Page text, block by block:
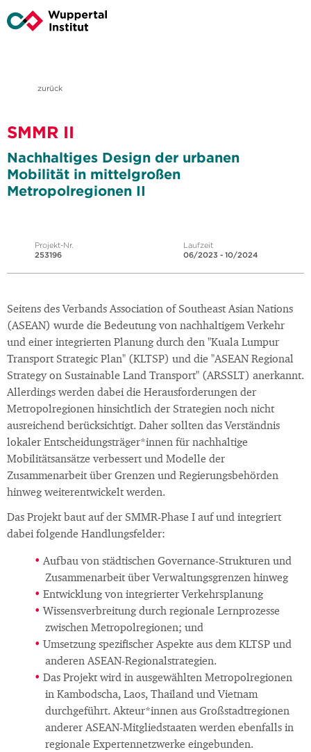
zurück
SMMR II
Nachhaltiges Design der urbanen
Mobilität in mittelgroßen
Metropolregionen II
Projekt-Nr.
253196
Laufzeit
06/2023 - 10/2024
Seitens des Verbands Association of Southeast Asian Nations
(ASEAN) wurde die Bedeutung von nachhaltigem Verkehr
und einer integrierten Planung durch den "Kuala Lumpur
Transport Strategic Plan" (KLTSP) und die "ASEAN Regional
Strategy on Sustainable Land Transport" (ARSSLT) anerkannt.
Allerdings werden dabei die Herausforderungen der
Metropolregionen hinsichtlich der Strategien noch nicht
ausreichend berücksichtigt. Daher sollten das Verständnis
lokaler Entscheidungsträger*innen für nachhaltige
Mobilitätsansätze verbessert und Modelle der
Zusammenarbeit über Grenzen und Regierungsbehörden
hinweg weiterentwickelt werden.
Das Projekt baut auf der SMMR-Phase I auf und integriert
dabei folgende Handlungsfelder:
Aufbau von städtischen Governance-Strukturen und
Zusammenarbeit über Verwaltungsgrenzen hinweg
Entwicklung von integrierter Verkehrsplanung
Wissensverbreitung durch regionale Lernprozesse
zwischen Metropolregionen; und
Umsetzung spezifischer Aspekte aus dem KLTSP und
anderen ASEAN-Regionalstrategien.
Das Projekt wird in ausgewählten Metropolregionen
in Kambodscha, Laos, Thailand und Vietnam
durchgeführt. Akteur*innen aus Großstadtregionen
anderer ASEAN-Mitgliedstaaten werden ebenfalls in
regionale Expertennetzwerke eingebunden.